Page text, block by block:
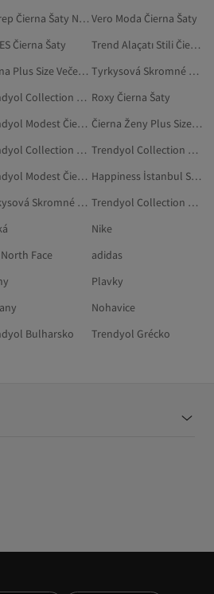
Zagrep Čierna Šaty Na Stužkovú Vero Moda Čierna Šaty
Čierna Šaty
Trend Alaçatı Stili Čierna Skromné Šaty
Čierna Plus Size Večerné Šaty
Tyrkysová Skromné Šaty
Trendyol Collection Bordová Skromné Šaty Roxy Čierna Šaty
Trendyol Modest Čierna Šaty
Čierna Ženy Plus Size Šaty
Trendyol Collection Tmavomodrá Skromné Šaty
Trendyol Collection Ružová Šaty
Trendyol Modest Čierna Skromné Šaty
Happiness İstanbul Skromné Šaty
Tyrkysová Skromné Večerné Šaty
Trendyol Collection Modrá Skromné Šaty
Nike
Face
adidas
Plavky
Nohavice
Bulharsko
Trendyol Grécko